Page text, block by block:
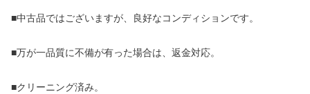
■中古品ではございますが、良好なコンディションです。
■万が一品質に不備が有った場合は、返金対応。
■クリーニング済み。